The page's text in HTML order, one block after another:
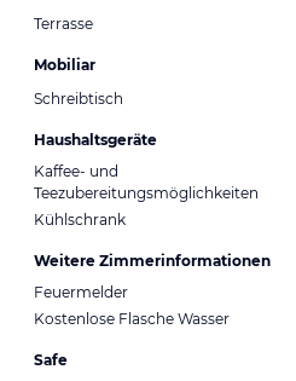
Terrasse
Mobiliar
Schreibtisch
Haushaltsgeräte
Kaffee- und
Teezubereitungsmöglichkeiten
Kühlschrank
Weitere Zimmerinformationen
Feuermelder
Kostenlose Flasche Wasser
Safe